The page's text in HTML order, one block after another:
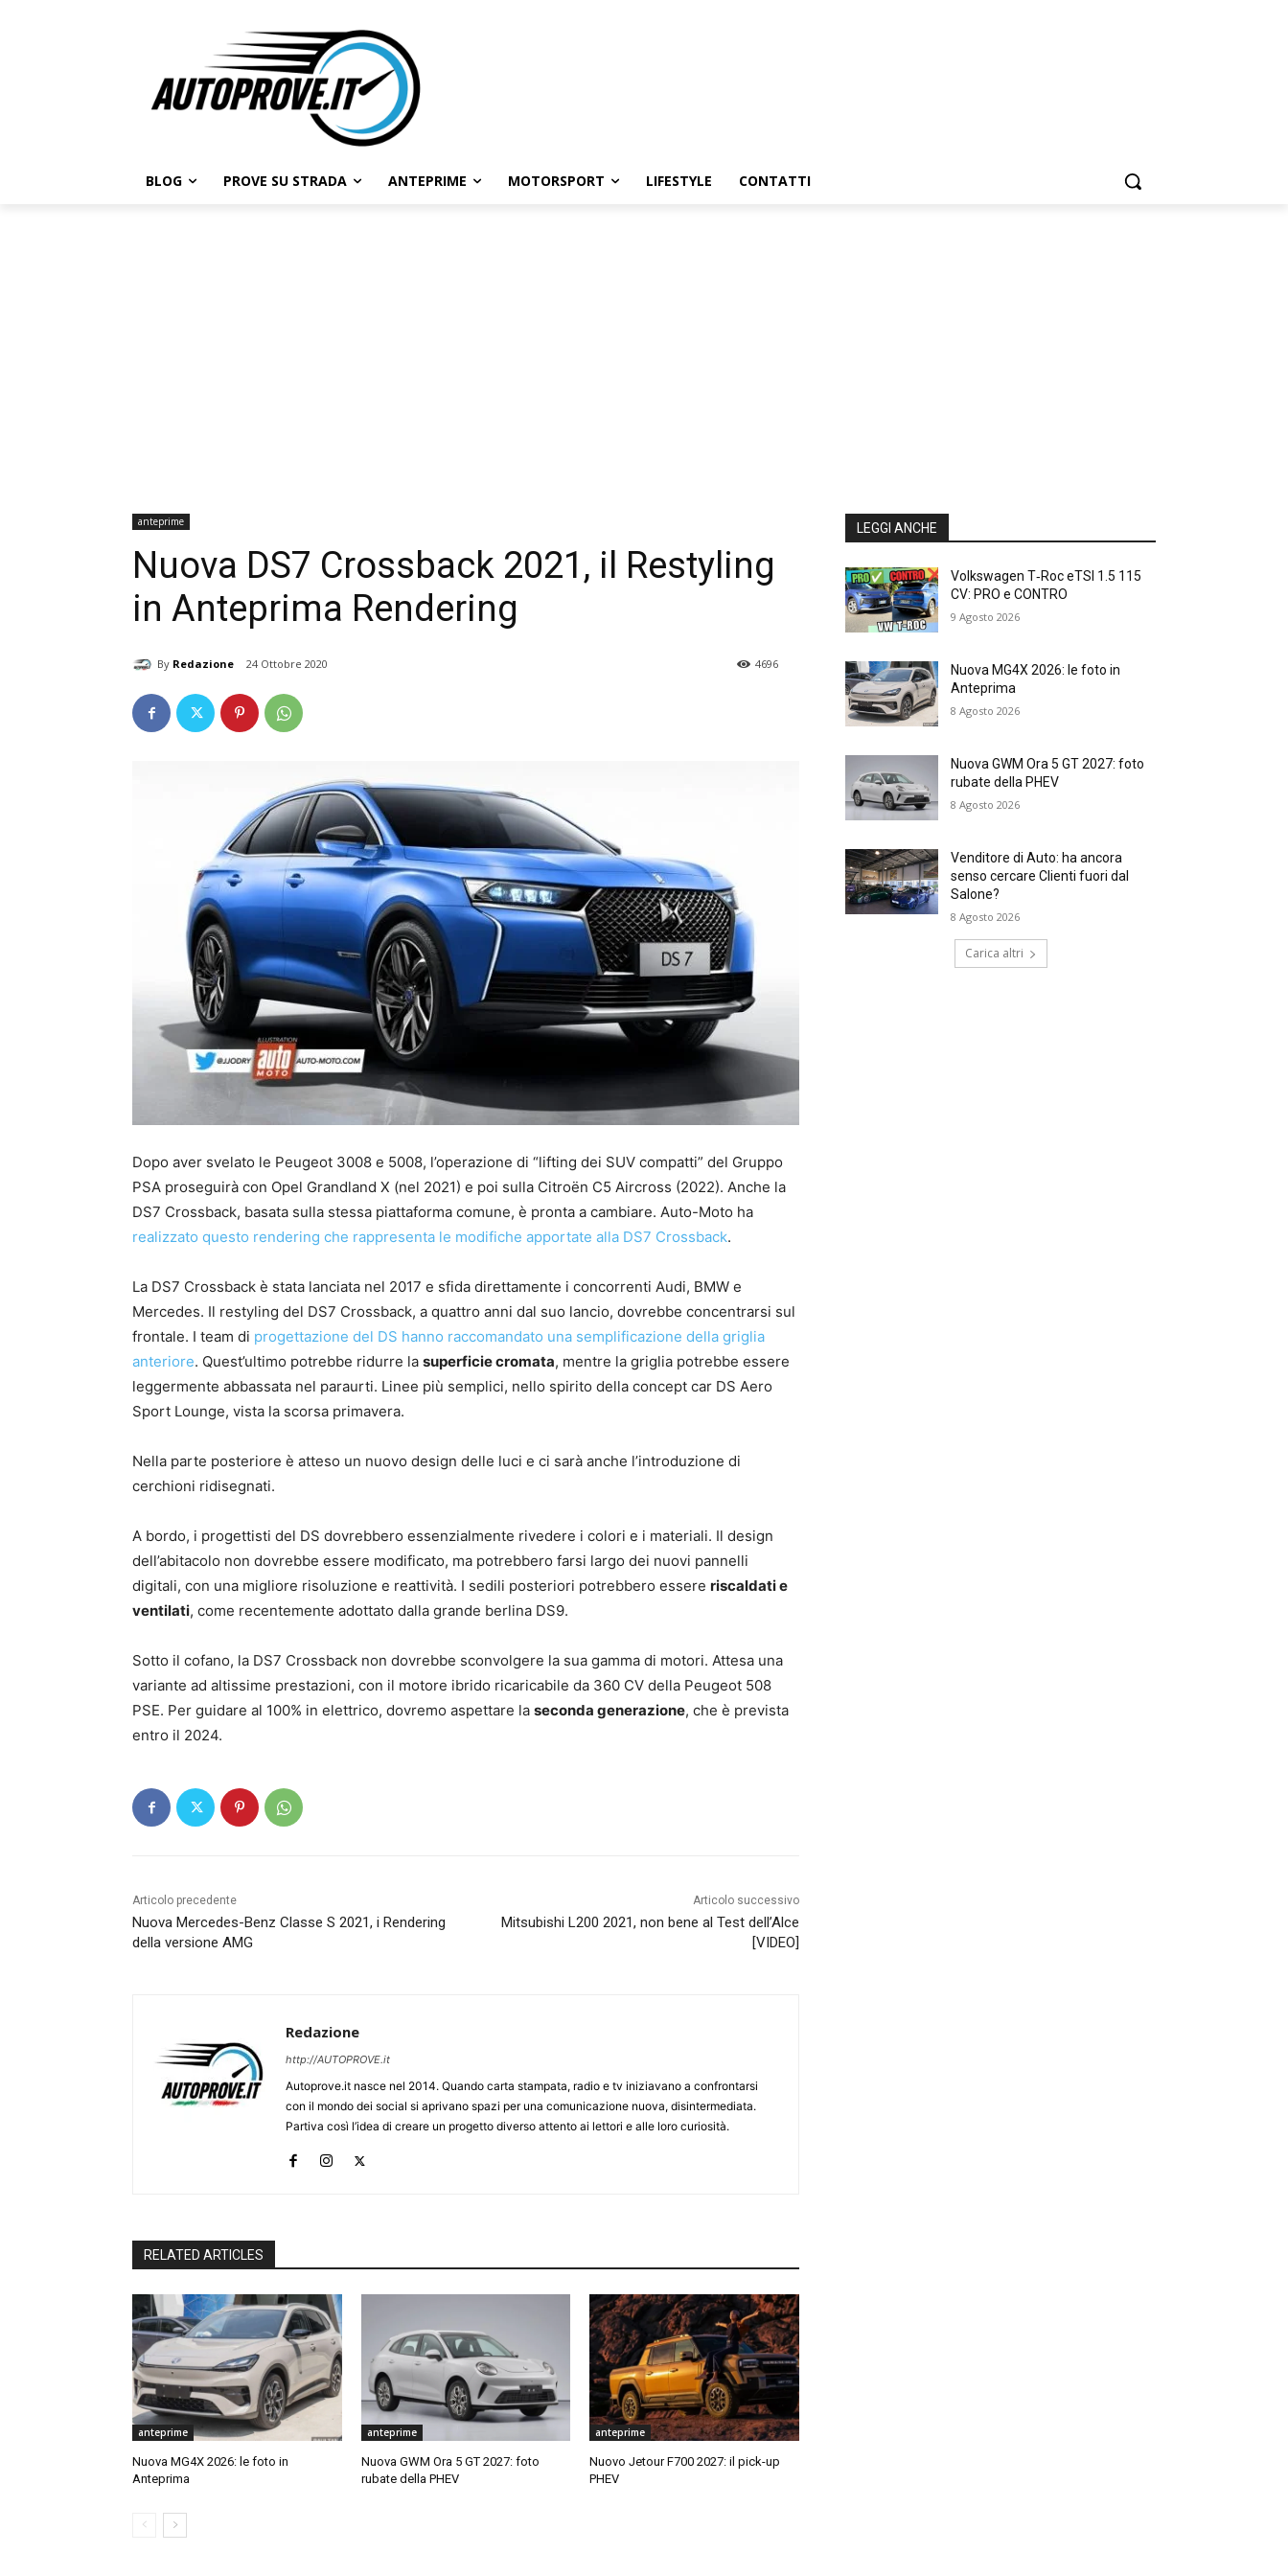
BLOG PROVE SU STRADA ANTEPRIME MOTORSPORT LIFESTYLE CONTATTI
anteprime
Nuova DS7 Crossback 2021, il Restyling
in Anteprima Rendering
By Redazione 24 Ottobre 2020 4696
Dopo aver svelato le Peugeot 3008 e 5008, l’operazione di “lifting dei SUV compatti” del Gruppo
PSA proseguirà con Opel Grandland X (nel 2021) e poi sulla Citroën C5 Aircross (2022). Anche la
DS7 Crossback, basata sulla stessa piattaforma comune, è pronta a cambiare. Auto-Moto ha
realizzato questo rendering che rappresenta le modifiche apportate alla DS7 Crossback.
La DS7 Crossback è stata lanciata nel 2017 e sfida direttamente i concorrenti Audi, BMW e
Mercedes. Il restyling del DS7 Crossback, a quattro anni dal suo lancio, dovrebbe concentrarsi sul
frontale. I team di progettazione del DS hanno raccomandato una semplificazione della griglia
anteriore. Quest’ultimo potrebbe ridurre la superficie cromata, mentre la griglia potrebbe essere
leggermente abbassata nel paraurti. Linee più semplici, nello spirito della concept car DS Aero
Sport Lounge, vista la scorsa primavera.
Nella parte posteriore è atteso un nuovo design delle luci e ci sarà anche l’introduzione di
cerchioni ridisegnati.
A bordo, i progettisti del DS dovrebbero essenzialmente rivedere i colori e i materiali. Il design
dell’abitacolo non dovrebbe essere modificato, ma potrebbero farsi largo dei nuovi pannelli
digitali, con una migliore risoluzione e reattività. I sedili posteriori potrebbero essere riscaldati e
ventilati, come recentemente adottato dalla grande berlina DS9.
Sotto il cofano, la DS7 Crossback non dovrebbe sconvolgere la sua gamma di motori. Attesa una
variante ad altissime prestazioni, con il motore ibrido ricaricabile da 360 CV della Peugeot 508
PSE. Per guidare al 100% in elettrico, dovremo aspettare la seconda generazione, che è prevista
entro il 2024.
Articolo precedente
Nuova Mercedes-Benz Classe S 2021, i Rendering
della versione AMG
Articolo successivo
Mitsubishi L200 2021, non bene al Test dell’Alce
[VIDEO]
Redazione
http://AUTOPROVE.it
Autoprove.it nasce nel 2014. Quando carta stampata, radio e tv iniziavano a confrontarsi
con il mondo dei social si aprivano spazi per una comunicazione nuova, disintermediata.
Partiva così l’idea di creare un progetto diverso attento ai lettori e alle loro curiosità.
RELATED ARTICLES
anteprime
Nuova MG4X 2026: le foto in
Anteprima
anteprime
Nuova GWM Ora 5 GT 2027: foto
rubate della PHEV
anteprime
Nuovo Jetour F700 2027: il pick-up
PHEV
LEGGI ANCHE
Volkswagen T‑Roc eTSI 1.5 115
CV: PRO e CONTRO
9 Agosto 2026
Nuova MG4X 2026: le foto in
Anteprima
8 Agosto 2026
Nuova GWM Ora 5 GT 2027: foto
rubate della PHEV
8 Agosto 2026
Venditore di Auto: ha ancora
senso cercare Clienti fuori dal
Salone?
8 Agosto 2026
Carica altri